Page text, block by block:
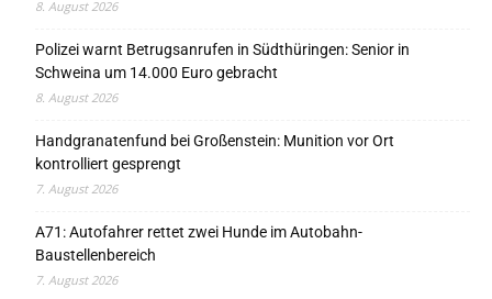
8. August 2026
Polizei warnt Betrugsanrufen in Südthüringen: Senior in
Schweina um 14.000 Euro gebracht
8. August 2026
Handgranatenfund bei Großenstein: Munition vor Ort
kontrolliert gesprengt
7. August 2026
A71: Autofahrer rettet zwei Hunde im Autobahn-
Baustellenbereich
7. August 2026